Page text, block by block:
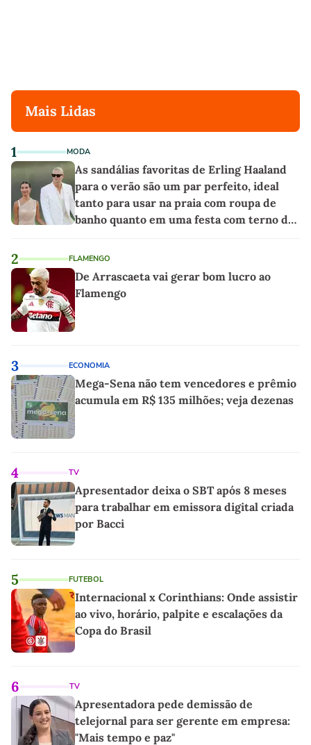
Mais Lidas
1 MODA
As sandálias favoritas de Erling Haaland
para o verão são um par perfeito, ideal
tanto para usar na praia com roupa de
banho quanto em uma festa com terno de
2 FLAMENGO
De Arrascaeta vai gerar bom lucro ao
Flamengo
3 ECONOMIA
Mega-Sena não tem vencedores e prêmio
acumula em R$ 135 milhões; veja dezenas
4 TV
Apresentador deixa o SBT após 8 meses
para trabalhar em emissora digital criada
por Bacci
5 FUTEBOL
Internacional x Corinthians: Onde assistir
ao vivo, horário, palpite e escalações da
Copa do Brasil
6 TV
Apresentadora pede demissão de
telejornal para ser gerente em empresa:
"Mais tempo e paz"